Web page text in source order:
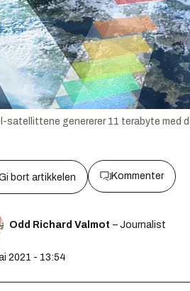
satellittene genererer 11 terabyte med
bort artikkelen Kommenter
Odd Richard Valmot – Journalist
2021 - 13:54